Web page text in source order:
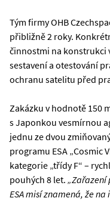
Tým firmy OHB
přibližně 2 roky.
činnostmi na konstrukci
sestavení a otestování
ochranu satelitu před
Zakázku v hodnotě 150
s Japonkou vesmírnou
jednu ze dvou
programu ESA „Cosmic
kategorie „třídy F“ –
pouhých 8 let. „Zařazení
ESA misí znamená, že